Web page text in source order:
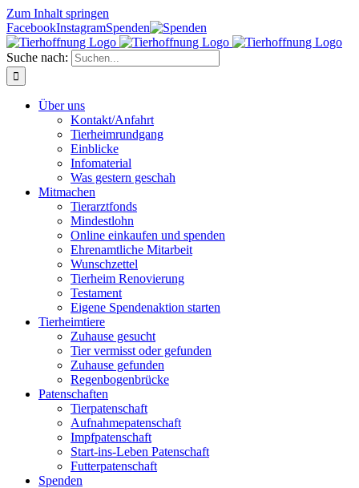
Zum Inhalt springen
FacebookInstagramSpenden
Suche nach:
Über uns
Kontakt/Anfahrt
Tierheimrundgang
Einblicke
Infomaterial
Was gestern geschah
Mitmachen
Tierarztfonds
Mindestlohn
Online einkaufen und spenden
Ehrenamtliche Mitarbeit
Wunschzettel
Tierheim Renovierung
Testament
Eigene Spendenaktion starten
Tierheimtiere
Zuhause gesucht
Tier vermisst oder gefunden
Zuhause gefunden
Regenbogenbrücke
Patenschaften
Tierpatenschaft
Aufnahmepatenschaft
Impfpatenschaft
Start-ins-Leben Patenschaft
Futterpatenschaft
Spenden